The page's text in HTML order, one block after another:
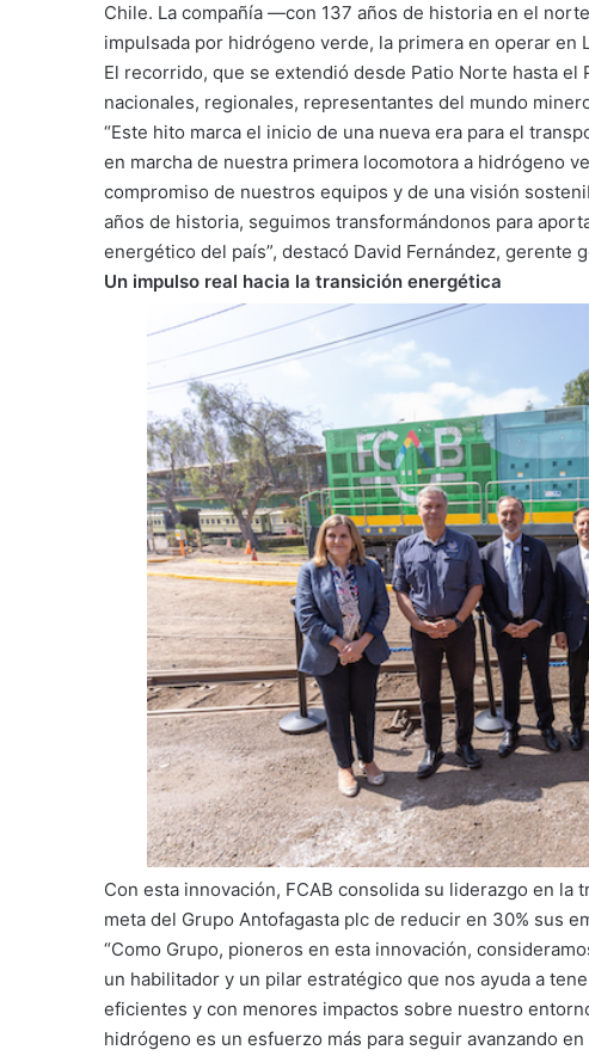
Chile. La compañía —con 137 años de historia en el
impulsada por hidrógeno verde, la primera en operar en
El recorrido, que se extendió desde Patio Norte hasta
nacionales, regionales, representantes del mundo
“Este hito marca el inicio de una nueva era para el
en marcha de nuestra primera locomotora a hidrógeno
compromiso de nuestros equipos y de una visión
años de historia, seguimos transformándonos para
energético del país”, destacó David Fernández, gerente
Un impulso real hacia la transición energética
Con esta innovación, FCAB consolida su liderazgo en
meta del Grupo Antofagasta plc de reducir en 30% sus
“Como Grupo, pioneros en esta innovación,
un habilitador y un pilar estratégico que nos ayuda a
eficientes y con menores impactos sobre nuestro
hidrógeno es un esfuerzo más para seguir avanzando